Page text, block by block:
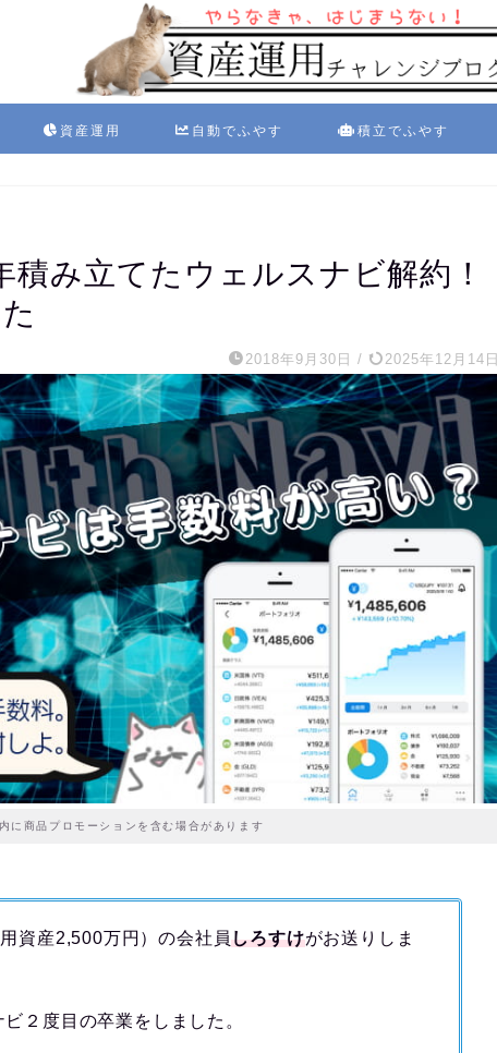
資産運用 自動でふやす 積立でふやす
積み立てたウェルスナビ解約！
2018年9月30日 / 2025年12月14日
に商品プロモーションを含む場合があります
資産2,500万円）の会社員しろすけがお送りしま
２度目の卒業をしました。